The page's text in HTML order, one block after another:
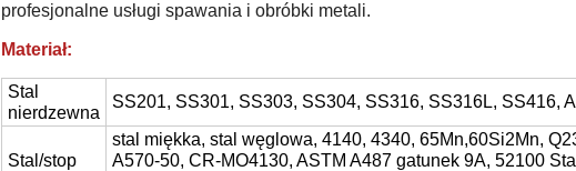
profesjonalne usługi spawania i obróbki metali.
Materiał:
Stal
nierdzewna
SS201, SS301, SS303, SS304, SS316, SS316L, SS416,
Stal/stop
stal miękka, stal węglowa, 4140, 4340, 65Mn,60Si2Mn,
A570-50, CR-MO4130, ASTM A487 gatunek 9A, 52100